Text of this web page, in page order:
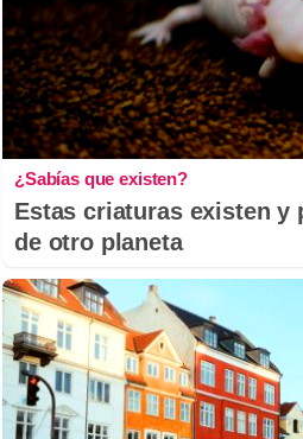
¿Sabías que existen?
Estas criaturas existen y
de otro planeta